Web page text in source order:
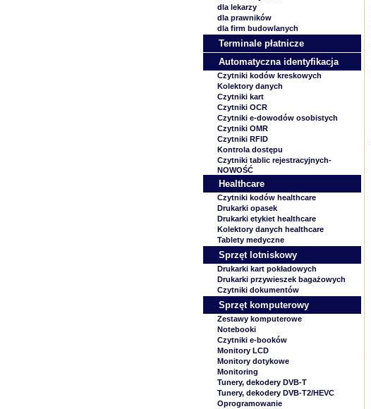
dla lekarzy
dla prawników
dla firm budowlanych
Terminale płatnicze
Automatyczna identyfikacja
Czytniki kodów kreskowych
Kolektory danych
Czytniki kart
Czytniki OCR
Czytniki e-dowodów osobistych
Czytniki OMR
Czytniki RFID
Kontrola dostępu
Czytniki tablic rejestracyjnych-
NOWOŚĆ
Healthcare
Czytniki kodów healthcare
Drukarki opasek
Drukarki etykiet healthcare
Kolektory danych healthcare
Tablety medyczne
Sprzęt lotniskowy
Drukarki kart pokładowych
Drukarki przywieszek bagażowych
Czytniki dokumentów
Sprzęt komputerowy
Zestawy komputerowe
Notebooki
Czytniki e-booków
Monitory LCD
Monitory dotykowe
Monitoring
Tunery, dekodery DVB-T
Tunery, dekodery DVB-T2/HEVC
Oprogramowanie